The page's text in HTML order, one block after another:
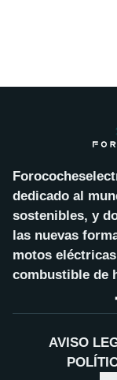
dedicado al
sostenibles, y
las nuevas
motos
combustible de
AVISO